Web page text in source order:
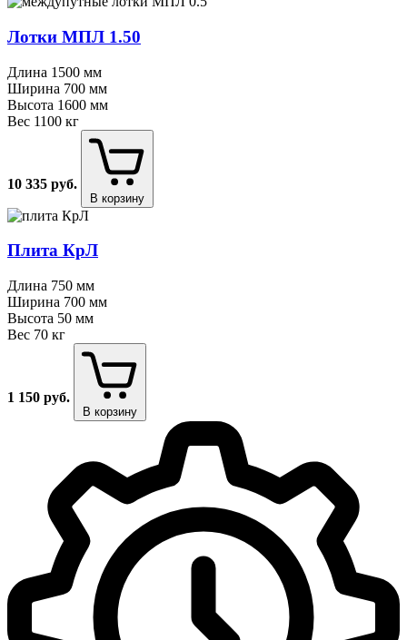
Лотки МПЛ 1.50
Длина 1500 мм
Ширина 700 мм
Высота 1600 мм
Вес 1100 кг
10 335 руб.
В корзину
Плита КрЛ
Длина 750 мм
Ширина 700 мм
Высота 50 мм
Вес 70 кг
1 150 руб.
В корзину